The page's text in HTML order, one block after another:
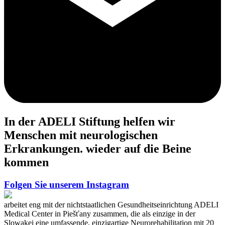
In der ADELI Stiftung helfen wir
Menschen mit neurologischen
Erkrankungen. wieder auf die Beine
kommen
Folgen Sie unserem Instagram
arbeitet eng mit der nichtstaatlichen Gesundheitseinrichtung ADELI
Medical Center in Piešťany zusammen, die als einzige in der
Slowakei eine umfassende, einzigartige Neurorehabilitation mit 20